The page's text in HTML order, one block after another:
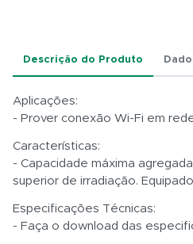
Descrição do Produto
Aplicações:
- Prover conexão Wi-Fi em
Características:
- Capacidade máxima
superior de irradiação.
Especificações Técnicas:
- Faça o download das